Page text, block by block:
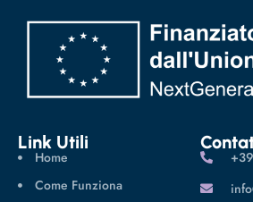
Link Utili
Home
Come Funziona